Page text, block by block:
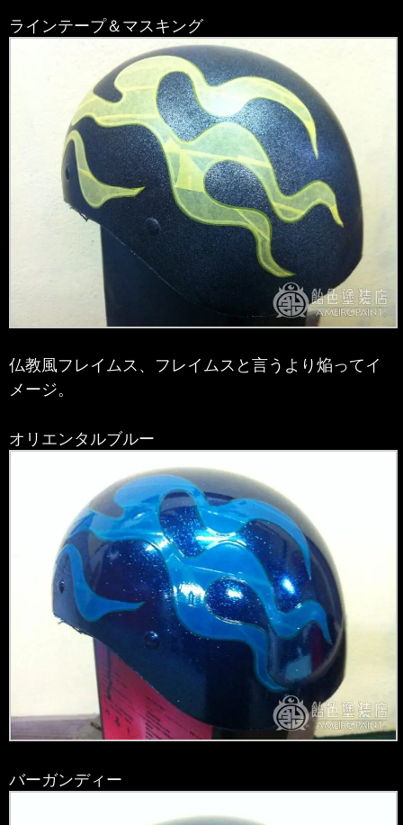
ラインテープ＆マスキング
仏教風フレイムス、フレイムスと言うより焔ってイ
メージ。
オリエンタルブルー
バーガンディー